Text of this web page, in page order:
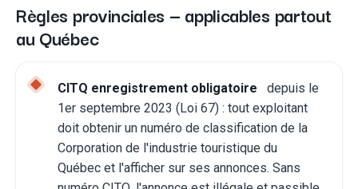
Règles provinciales — applicables partout
au Québec
CITQ enregistrement obligatoire
depuis le
1er septembre 2023 (Loi 67) : tout exploitant
doit obtenir un numéro de classification de la
Corporation de l'industrie touristique du
Québec et l'afficher sur ses annonces. Sans